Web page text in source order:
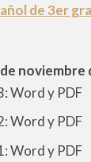
de 3er
Word y PDF
Word y PDF
Word y PDF